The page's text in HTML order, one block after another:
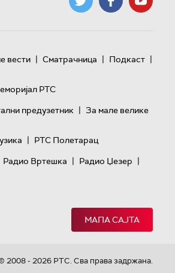
вести | Сматрачница | Подкаст |
РТС
предузетник | За мале велике
| РТС Полетарац
Радио Вртешка | Радио Џезер |
МАПА САЈТА
2008 - 2026 РТС. Сва права задржана.